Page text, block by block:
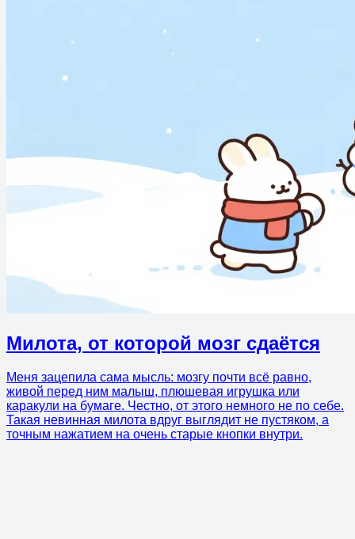
Милота, от которой мозг сдаётся
Меня зацепила сама мысль: мозгу почти всё равно,
живой перед ним малыш, плюшевая игрушка или
каракули на бумаге. Честно, от этого немного не по себе.
Такая невинная милота вдруг выглядит не пустяком, а
точным нажатием на очень старые кнопки внутри.